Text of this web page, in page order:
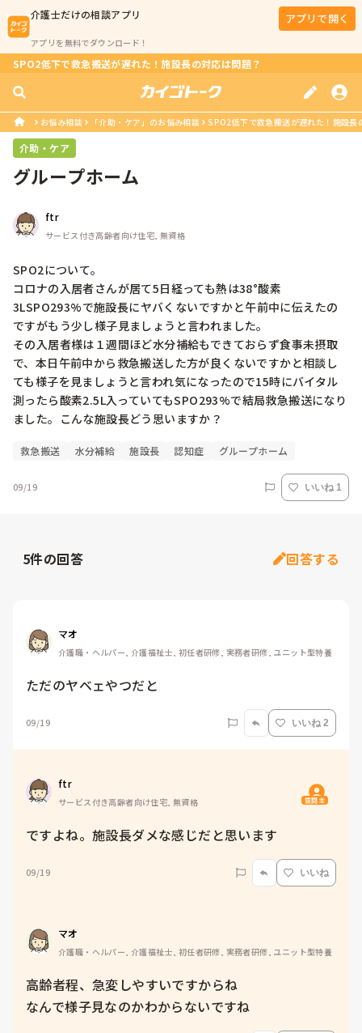
介護士だけの相談アプリ
アプリを無料でダウンロード！
アプリで開く
SPO2低下で救急搬送が遅れた！施設長の対応は問題？
お悩み相談 「介助・ケア」のお悩み相談 SPO2低下で救急搬送が遅れた！施設長
介助・ケア
グループホーム
ftr
サービス付き高齢者向け住宅, 無資格
SPO2について。
コロナの入居者さんが居て5日経っても熱は38°酸素
3LSPO293%で施設長にヤバくないですかと午前中に伝えたの
ですがもう少し様子見ましょうと言われました。
その入居者様は１週間ほど水分補給もできておらず食事未摂取
で、本日午前中から救急搬送した方が良くないですかと相談し
ても様子を見ましょうと言われ気になったので15時にバイタル
測ったら酸素2.5L入っていてもSPO293%で結局救急搬送になり
ました。こんな施設長どう思いますか？
救急搬送 水分補給 施設長 認知症 グループホーム
09/19 いいね 1
5件の回答 回答する
マオ
介護職・ヘルパー, 介護福祉士, 初任者研修, 実務者研修, ユニット型特養
ただのヤベェやつだと
09/19 いいね 2
ftr
サービス付き高齢者向け住宅, 無資格 質問主
ですよね。施設長ダメな感じだと思います
09/19 いいね
マオ
介護職・ヘルパー, 介護福祉士, 初任者研修, 実務者研修, ユニット型特養
高齢者程、急変しやすいですからね
なんで様子見なのかわからないですね